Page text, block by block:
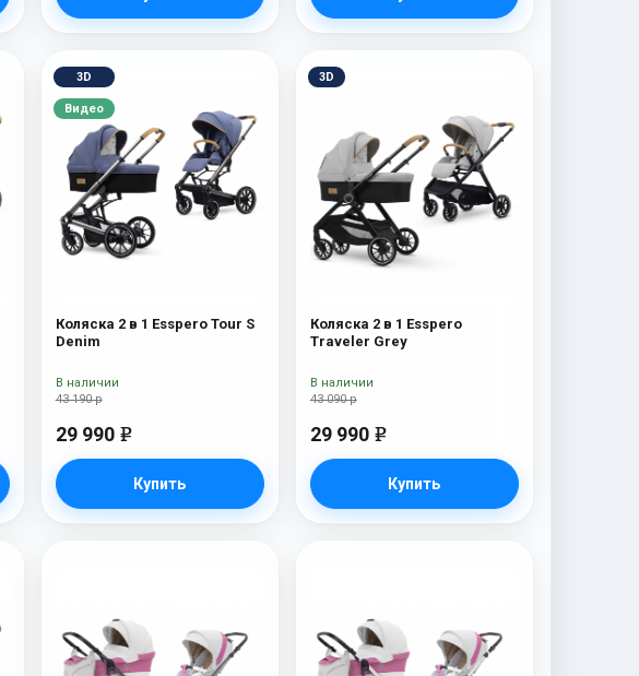
3D
Видео
Коляска 2 в 1 Esspero Tour S
Denim
43 190 р
29 990 e
Купить
В наличии
3D
Коляска 2 в 1 Esspero
Traveler Grey
43 090 р
29 990 e
Купить
В наличии